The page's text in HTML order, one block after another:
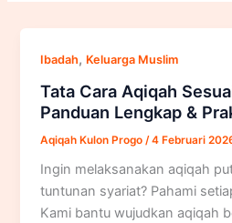
Ibadah, Keluarga Muslim
Tata Cara Aqiqah
Panduan Lengkap &
Aqiqah Kulon Progo /4 Februari
Ingin melaksanakan aqiqah
tuntunan syariat? Pahami
Kami bantu wujudkan aqiqah